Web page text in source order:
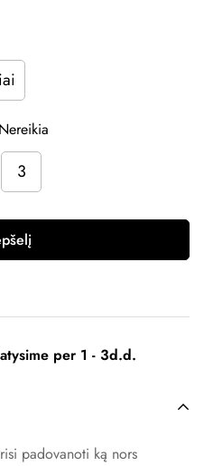
Nereikia
3
per 1 - 3d.d.
padovanoti ką nors